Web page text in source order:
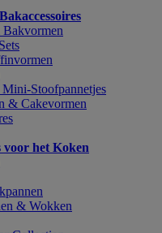
Stoofpannetjes
& Cakevormen
het Koken
& Wokken